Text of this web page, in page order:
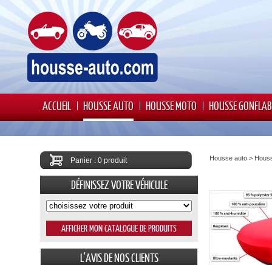
ACCUEIL HOUSSE AUTO HOUSSE MOTO HOUSSE
Housse auto >
Panier : 0 produit
DÉFINISSEZ VOTRE VÉHICULE
L'AVIS DE NOS CLIENTS